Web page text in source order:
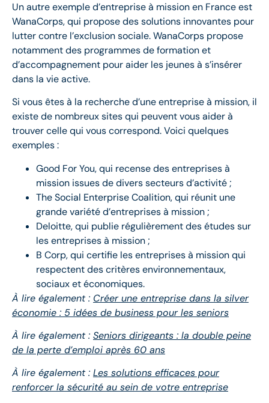
Un autre exemple d’entreprise à mission en France est
WanaCorps, qui propose des solutions innovantes pour
lutter contre l’exclusion sociale. WanaCorps propose
notamment des programmes de formation et
d’accompagnement pour aider les jeunes à s’insérer
dans la vie active.
Si vous êtes à la recherche d’une entreprise à mission, il
existe de nombreux sites qui peuvent vous aider à
trouver celle qui vous correspond. Voici quelques
exemples :
Good For You, qui recense des entreprises à
mission issues de divers secteurs d’activité ;
The Social Enterprise Coalition, qui réunit une
grande variété d’entreprises à mission ;
Deloitte, qui publie régulièrement des études sur
les entreprises à mission ;
B Corp, qui certifie les entreprises à mission qui
respectent des critères environnementaux,
sociaux et économiques.
À lire également : Créer une entreprise dans la silver
économie : 5 idées de business pour les seniors
À lire également : Seniors dirigeants : la double peine
de la perte d’emploi après 60 ans
À lire également : Les solutions efficaces pour
renforcer la sécurité au sein de votre entreprise